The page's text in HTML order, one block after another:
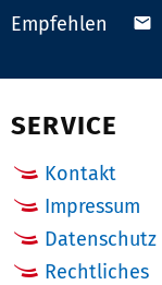
Empfehlen
SERVICE
Kontakt
Impressum
Datenschutz
Rechtliches